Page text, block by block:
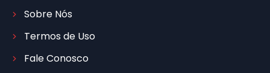
Sobre Nós
Termos de Uso
Fale Conosco